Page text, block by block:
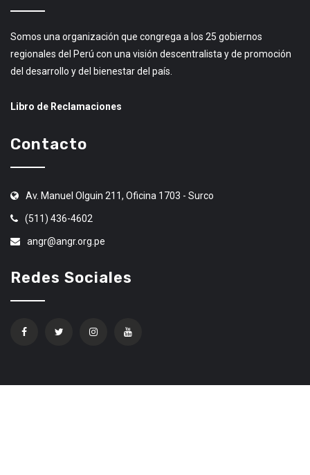
Somos una organización que congrega a los 25 gobiernos
regionales del Perú con una visión descentralista y de promoción
del desarrollo y del bienestar del país.
Libro de Reclamaciones
Contacto
Av. Manuel Olguin 211, Oficina 1703 - Surco
(511) 436-4602
angr@angr.org.pe
Redes Sociales